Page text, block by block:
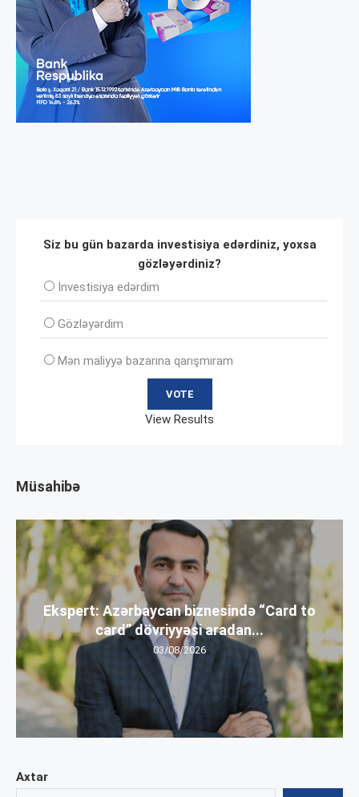
Axtar
Siz bu gün bazarda investisiya edərdiniz, yoxsa
gözləyərdiniz?
İnvеstisiya edərdim
Gözləyərdim
Mən maliyyə bazarına qarışmıram
View Results
Müsahibə
Ekspert: Azərbaycan biznesində “Card to
card” dövriyyəsi aradan...
03/08/2026